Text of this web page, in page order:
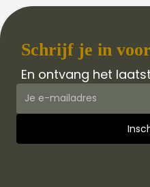
Schrijf je in
En ontvang het